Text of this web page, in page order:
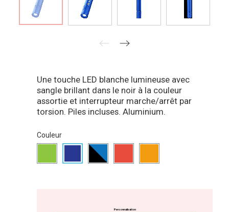
Une touche LED blanche lumineuse avec
sangle brillant dans le noir à la couleur
assortie et interrupteur marche/arrêt par
torsion. Piles incluses. Aluminium.
Couleur
Personnalisation